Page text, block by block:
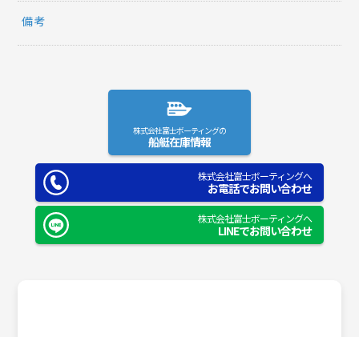
備考
株式会社富士ボーティングの
船艇在庫情報
株式会社富士ボーティングへ
お電話でお問い合わせ
株式会社富士ボーティングへ
LINEでお問い合わせ